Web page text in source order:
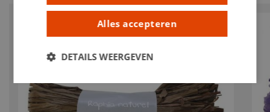
Alles accepteren
DETAILS WEERGEVEN